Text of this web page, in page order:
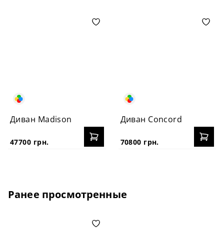
Диван Madison
47700 грн.
Диван Concord
70800 грн.
Ранее просмотренные